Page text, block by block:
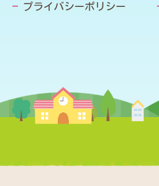
プライバシーポリシー